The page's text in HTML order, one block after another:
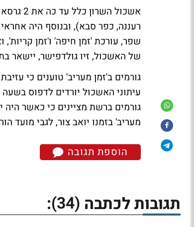
אשכול
רעננה, כפר סבא), ובנוסף היה
שפר, עורכת 'זמן חיפה' ו'זמן קריות',
של האשכול, זיו גולדפישר, יישאר
גורמים ב'זמן מעריב' טוענים כי
עיתוני האשכול יורדים לדפוס
גורמים ברשת מציינים כי כאשר היה
מעריב' בזמנו יואב צור, לגבי מועד
הוספת תגובה
תגובות לכתבה (34)
: